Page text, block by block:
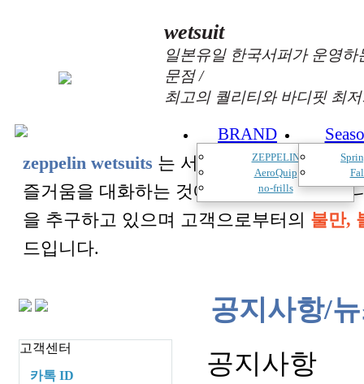
wetsuit
일본유일 한국서퍼가 운영
문점 /
최고의 퀄리티와 바디핏 최
BRAND
ZEPPELIN
AeroQuip
no-frills
zeppelin wetsuits 는 서퍼들의 느낌과 의견
즐거움을 대화하는 것에 목표를 두고 있
을 추구하고 있으며 고객으로부터의 불만,
드입니다.
고객센터
카톡 ID
공지사항/
공지사항